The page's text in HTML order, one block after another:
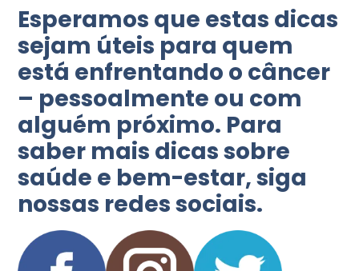
Esperamos que estas dicas
sejam úteis para quem
está enfrentando o câncer
– pessoalmente ou com
alguém próximo. Para
saber mais dicas sobre
saúde e bem-estar, siga
nossas redes sociais.